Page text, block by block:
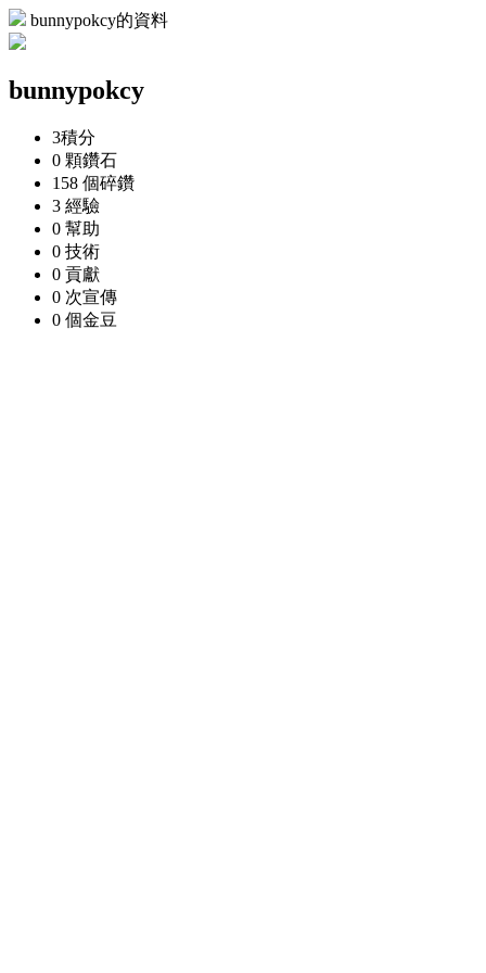
bunnypokcy的資料
bunnypokcy
3積分
0 顆鑽石
158 個碎鑽
3 經驗
0 幫助
0 技術
0 貢獻
0 次宣傳
0 個金豆